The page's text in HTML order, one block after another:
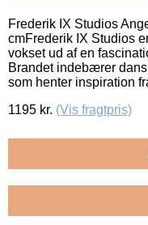
Frederik IX Studios
cmFrederik IX Studios
vokset ud af en
Brandet indebærer
som henter inspiration
1195 kr. (Vis fragtpris)